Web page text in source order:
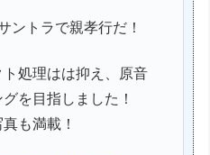
ントラで親孝行だ！
処理はは抑え、原音
を目指しました！
も満載！